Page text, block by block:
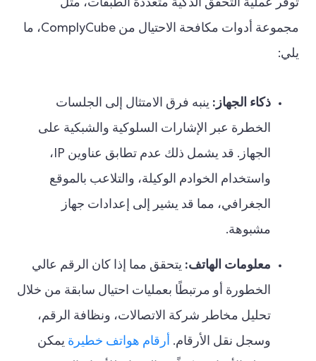
توفر عملية التحقق الذكية متعددة الطبقات، مثل
مجموعة أدوات مكافحة الاحتيال من ComplyCube، ما
يلي:
ذكاء الجهاز: ينبه فرق الامتثال إلى الجلسات
الخطرة عبر الإشارات السلوكية والشبكية على
الجهاز. قد يشمل ذلك عدم تطابق عناوين IP،
واستخدام الخوادم الوكيلة، والتلاعب بالموقع
الجغرافي، مما قد يشير إلى إعدادات جهاز
مشبوهة.
معلومات الهاتف: يتحقق مما إذا كان الرقم عالي
الخطورة أو مرتبطًا بعمليات احتيال سابقة من خلال
تحليل مخاطر شركة الاتصالات، ونظافة الرقم،
وسجل نقل الأرقام. أرقام هواتف خطيرة يمكن